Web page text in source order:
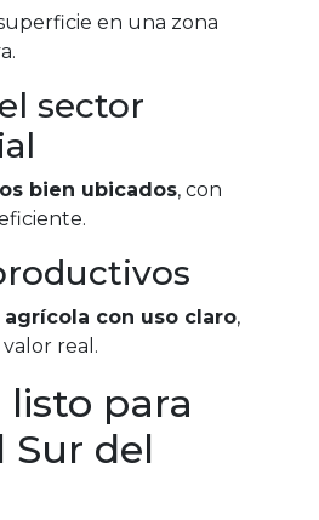
en una zona
sector
bien ubicados, con
con uso claro,
real.
para
Sur del